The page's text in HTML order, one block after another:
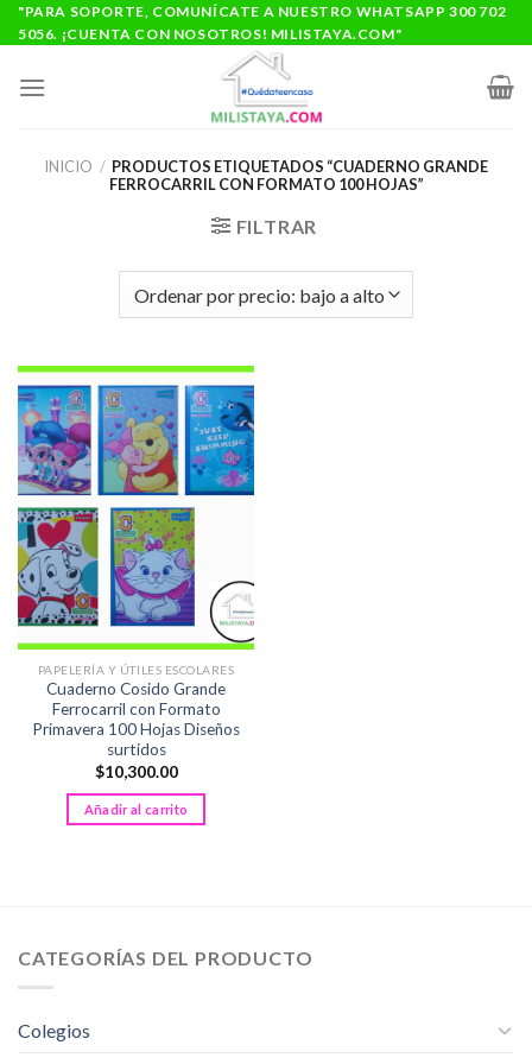
Saltar
al
"PARA SOPORTE, COMUNÍCATE A NUESTRO WHATSAPP 300 702
5056. ¡CUENTA CON NOSOTROS! MILISTAYA.COM"
INICIO / PRODUCTOS ETIQUETADOS “CUADERNO GRANDE
FERROCARRIL CON FORMATO 100 HOJAS”
FILTRAR
PAPELERÍA Y ÚTILES ESCOLARES
Cuaderno Cosido Grande
Ferrocarril con Formato
Primavera 100 Hojas Diseños
surtidos
$10,300.00
Añadir al carrito
CATEGORÍAS DEL PRODUCTO
Colegios